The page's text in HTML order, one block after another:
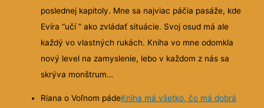
poslednej kapitoly. Mne sa najviac páčia pasáže, kde
Evíra “učí ” ako zvládať situácie. Svoj osud má ale
každý vo vlastných rukách. Kniha vo mne odomkla
nový level na zamyslenie, lebo v každom z nás sa
skrýva monštrum…
Riana o Voľnom pádeKniha má všetko, čo má dobrá